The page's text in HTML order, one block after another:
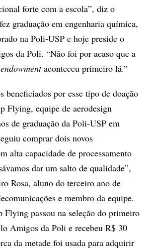
forte com a escola”, diz o
graduação em engenharia química,
na Poli-USP e hoje preside o
da Poli. “Não foi por acaso que a
endowmentaconteceu primeiro lá.”
beneficiados por esse tipo de doação
Flying, equipe de aerodesign
de graduação da Poli-USP em
comprar dois novos
alta capacidade de processamento
dar um salto de qualidade”,
Rosa, aluno do terceiro ano de
e membro da equipe.
Flying passou na seleção do primeiro
Amigos da Poli e recebeu R$ 30
da metade foi usada para adquirir